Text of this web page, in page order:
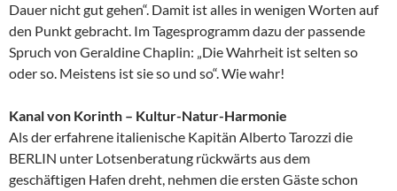
Dauer nicht gut gehen“. Damit ist alles in wenigen Worten auf
den Punkt gebracht. Im Tagesprogramm dazu der passende
Spruch von Geraldine Chaplin: „Die Wahrheit ist selten so
oder so. Meistens ist sie so und so“. Wie wahr!
Kanal von Korinth – Kultur-Natur-Harmonie
Als der erfahrene italienische Kapitän Alberto Tarozzi die
BERLIN unter Lotsenberatung rückwärts aus dem
geschäftigen Hafen dreht, nehmen die ersten Gäste schon